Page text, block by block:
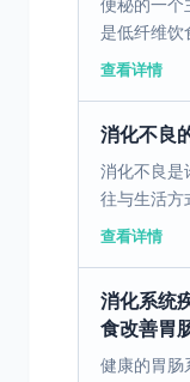
便秘的一个
是低纤维饮
这些饮食习
查看详情
消化不良
消化不良是
往与生活方
规律的作息
查看详情
消化系统
食改善胃
健康的胃肠